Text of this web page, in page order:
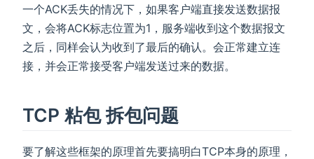
一个ACK丢失的情况下，如果客户端直接发送数据报
文，会将ACK标志位置为1，服务端收到这个数据报文
之后，同样会认为收到了最后的确认。会正常建立连
接，并会正常接受客户端发送过来的数据。
TCP 粘包 拆包问题
要了解这些框架的原理首先要搞明白TCP本身的原理，